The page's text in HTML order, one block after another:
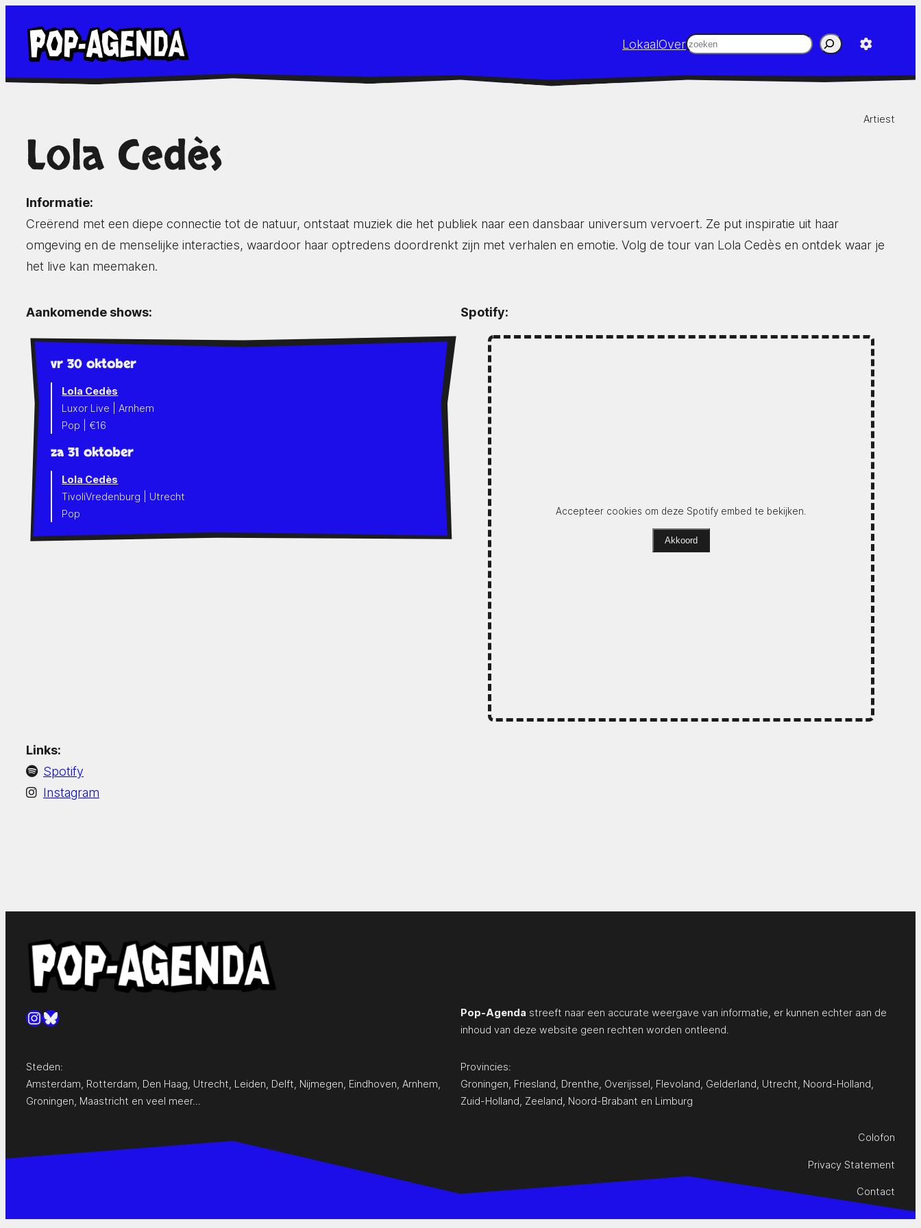
naar
inhoud
LokaalOverZoeken
Artiest
Lola Cedès
Informatie:
Creërend met een diepe connectie tot de natuur, ontstaat muziek die het publiek naar een dansbaar universum vervoert. Ze put inspiratie uit haar
omgeving en de menselijke interacties, waardoor haar optredens doordrenkt zijn met verhalen en emotie. Volg de tour van Lola Cedès en ontdek waar je
het live kan meemaken.
Aankomende shows:
vr 30 oktober
Lola Cedès
Luxor Live | Arnhem
Pop | €16
za 31 oktober
Lola Cedès
TivoliVredenburg | Utrecht
Pop
Spotify:
Accepteer cookies om deze Spotify embed te bekijken.
Akkoord
Links:
Spotify
Instagram
Instagram
Bluesky Pop-Agenda streeft naar een accurate weergave van informatie, er kunnen echter aan de
inhoud van deze website geen rechten worden ontleend.
Steden:
Amsterdam Rotterdam Den Haag Utrecht Leiden Delft Nijmegen Eindhoven Arnhem
Groningen Maastricht en veel meer…
Provincies:
Groningen Friesland Drenthe Overijssel Flevoland Gelderland Utrecht Noord-Holland
Zuid-Holland Zeeland Noord-Brabant en Limburg
Colofon
Privacy Statement
Contact
www.pop-agenda.nl